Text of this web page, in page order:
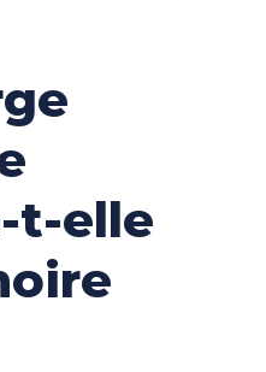
t-elle